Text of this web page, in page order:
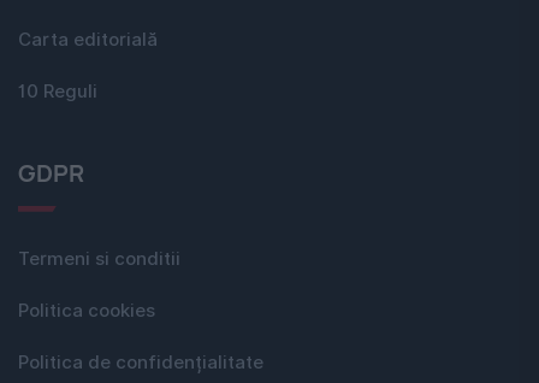
Carta editorială
10 Reguli
GDPR
Termeni si conditii
Politica cookies
Politica de confidențialitate